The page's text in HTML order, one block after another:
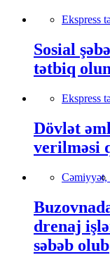
Ekspress
Sosial
tətbiq
Ekspress
Dövlət
verilməsi
Cəmiyyət,
drenaj
səbəb olub